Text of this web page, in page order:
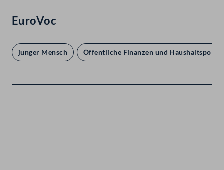
EuroVoc
junger Mensch Öffentliche Finanzen und